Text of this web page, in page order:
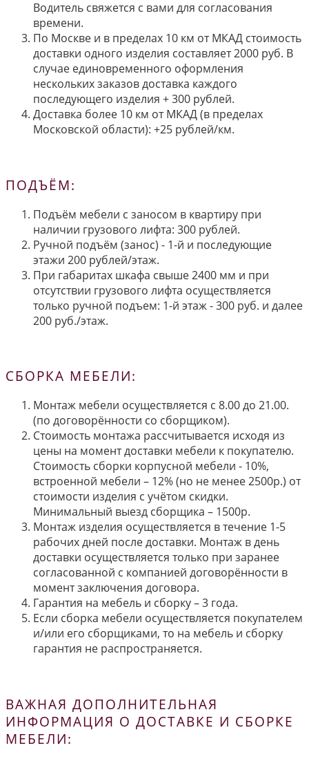
Водитель свяжется с вами для согласования
времени.
По Москве и в пределах 10 км от МКАД стоимость
доставки одного изделия составляет 2000 руб. В
случае единовременного оформления
нескольких заказов доставка каждого
последующего изделия + 300 рублей.
Доставка более 10 км от МКАД (в пределах
Московской области): +25 рублей/км.
ПОДЪЁМ:
Подъём мебели с заносом в квартиру при
наличии грузового лифта: 300 рублей.
Ручной подъём (занос) - 1-й и последующие
этажи 200 рублей/этаж.
При габаритах шкафа свыше 2400 мм и при
отсутствии грузового лифта осуществляется
только ручной подъем: 1-й этаж - 300 руб. и далее
200 руб./этаж.
СБОРКА МЕБЕЛИ:
Монтаж мебели осуществляется с 8.00 до 21.00.
(по договорённости со сборщиком).
Стоимость монтажа рассчитывается исходя из
цены на момент доставки мебели к покупателю.
Стоимость сборки корпусной мебели - 10%,
встроенной мебели – 12% (но не менее 2500р.) от
стоимости изделия с учётом скидки.
Минимальный выезд сборщика – 1500р.
Монтаж изделия осуществляется в течение 1-5
рабочих дней после доставки. Монтаж в день
доставки осуществляется только при заранее
согласованной с компанией договорённости в
момент заключения договора.
Гарантия на мебель и сборку – 3 года.
Если сборка мебели осуществляется покупателем
и/или его сборщиками, то на мебель и сборку
гарантия не распространяется.
ВАЖНАЯ ДОПОЛНИТЕЛЬНАЯ
ИНФОРМАЦИЯ О ДОСТАВКЕ И СБОРКЕ
МЕБЕЛИ: